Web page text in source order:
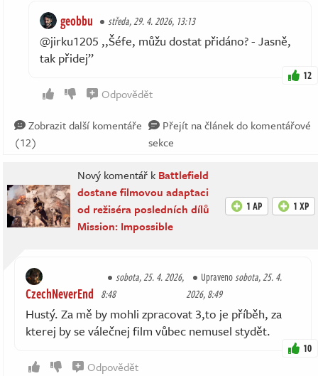
geobbu středa, 29. 4. 2026, 13:13
@jirku1205 ,,Šéfe, můžu dostat přidáno? - Jasně,
tak přidej’’
12
Odpovědět
Zobrazit další komentáře
(12)
Přejít na článek do komentářové
sekce
Nový komentář k Battlefield
dostane filmovou adaptaci
od režiséra posledních dílů
Mission: Impossible
1 AP 1 XP
CzechNeverEnd
sobota, 25. 4. 2026,
8:48
Upravenosobota, 25. 4.
2026, 8:49
Hustý. Za mě by mohli zpracovat 3,to je příběh, za
kterej by se válečnej film vůbec nemusel stydět.
10
Odpovědět